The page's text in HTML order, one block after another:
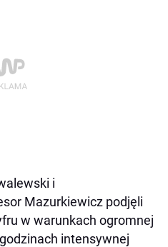
i
Mazurkiewicz podjęli
w warunkach ogromnej
intensywnej